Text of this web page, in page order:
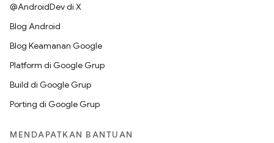
@AndroidDev di X
Blog Android
Blog Keamanan Google
Platform di Google Grup
Build di Google Grup
Porting di Google Grup
MENDAPATKAN BANTUAN